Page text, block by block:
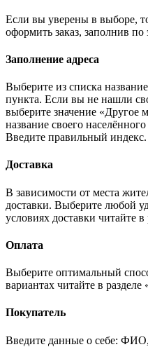
Если вы уверены в выборе,
оформить заказ, заполнив
Заполнение адреса
Выберите из списка
пункта. Если вы не нашли
выберите значение «Другое
название своего
Введите правильный индекс.
Доставка
В зависимости от места
доставки. Выберите любой
условиях доставки читайте в
Оплата
Выберите оптимальный
вариантах читайте в разделе
Покупатель
Введите данные о себе: